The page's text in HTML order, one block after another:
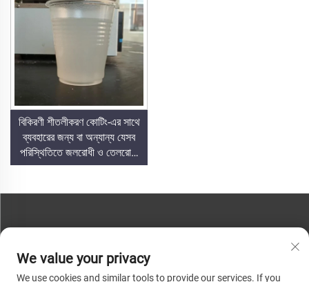
বিকিরণী শীতলীকরণ কোটিং-এর সাথে
ব্যবহারের জন্য বা অন্যান্য যেসব
পরিস্থিতিতে জলরোধী ও তেলরোধী
বৈশিষ্ট্য প্রয়োজন, সেগুলোর জন্য
সুপারঅলিওফোবিক টপ কোট
ফোন:+86-13793890209
We value your privacy
We use cookies and similar tools to provide our services. If you